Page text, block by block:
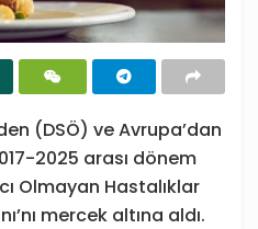
(DSÖ) ve Avrupa’dan
2025 arası dönem
Olmayan Hastalıklar
mercek altına aldı.